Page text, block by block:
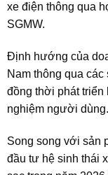
xe điện thông qua
SGMW.
Định hướng của
Nam thông qua
đồng thời phát triển
nghiệm người dùng.
Song song với sản
đầu tư hệ sinh thái